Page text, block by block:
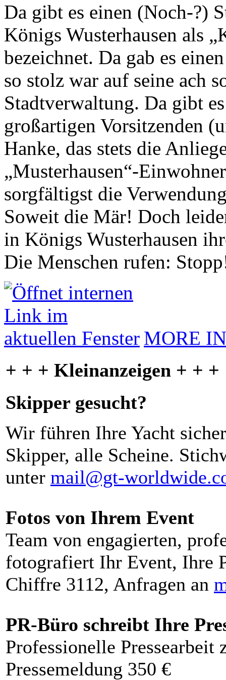
Da gibt es einen (Noch-?)
Königs Wusterhausen als
bezeichnet. Da gab es
so stolz war auf seine ach
Stadtverwaltung. Da gibt
großartigen Vorsitzenden
Hanke, das stets die
„Musterhausen“-
sorgfältigst die
Soweit die Mär! Doch
in Königs Wusterhausen
Die Menschen rufen:
MORE
+ + + Kleinanzeigen + + +
Skipper gesucht?
Wir führen Ihre Yacht
Skipper, alle Scheine.
unter mail@gt-
Fotos von Ihrem Event
Team von engagierten,
fotografiert Ihr Event, Ihre
Chiffre 3112, Anfragen an
PR-Büro schreibt Ihre
Professionelle Pressearbeit
Pressemeldung 350 €